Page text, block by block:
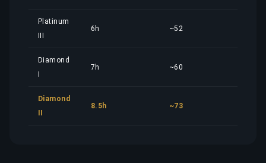
Platinum
6h ~52
Diamond
7h ~60
Diamond
8.5h ~73